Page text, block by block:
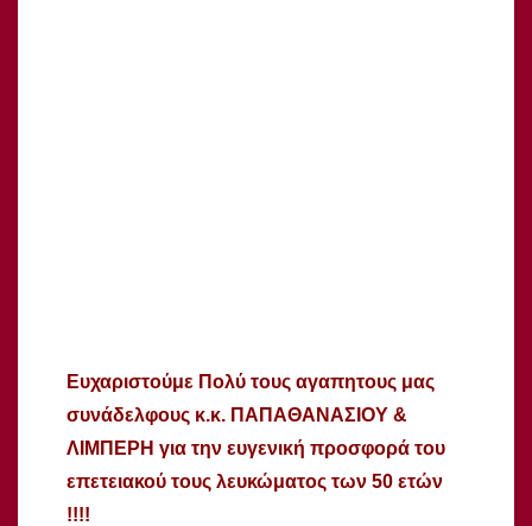
Ευχαριστούμε Πολύ τους αγαπητους μας
συνάδελφους κ.κ. ΠΑΠΑΘΑΝΑΣΙΟΥ &
ΛΙΜΠΕΡΗ για την ευγενική προσφορά του
επετειακού τους λευκώματος των 50 ετών
!!!!